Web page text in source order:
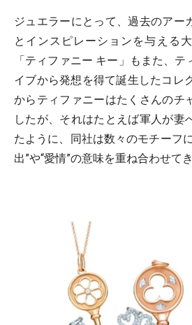
ジュエラーにとって、過去のアー
とインスピレーションを与える
「ティファニー キー」もまた、
イブから発想を得て誕生したコレ
からティファニーはたくさんのチ
したが、それはたとえば軍人が妻
たように、同社は数々のモチーフ
出”や“愛情”の意味を重ね合わせて